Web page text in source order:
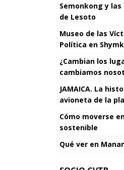
Semonkong y
de Lesoto
Museo de las
Política en
¿Cambian los
cambiamos
JAMAICA. La
avioneta de la
Cómo moverse
sostenible
Qué ver en